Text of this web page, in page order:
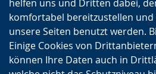
helfen uns und Dritten dabei,
komfortabel bereitzustellen und
unsere Seiten benutzt werden.
Einige Cookies von
können Ihre Daten auch in